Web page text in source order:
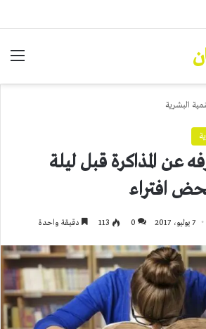
البشرية
عن المذاكرة قبل ليلة
افتراء
7 يوليو، 2017 0
113 دقيقة واحدة